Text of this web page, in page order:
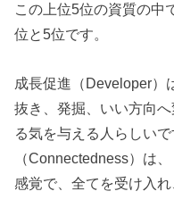
この上位5位の資質の中
位と5位です。
成長促進（Developer）
抜き、発掘、いい方向
る気を与える人らしい
（Connectedness）は
感覚で、全てを受け入れ